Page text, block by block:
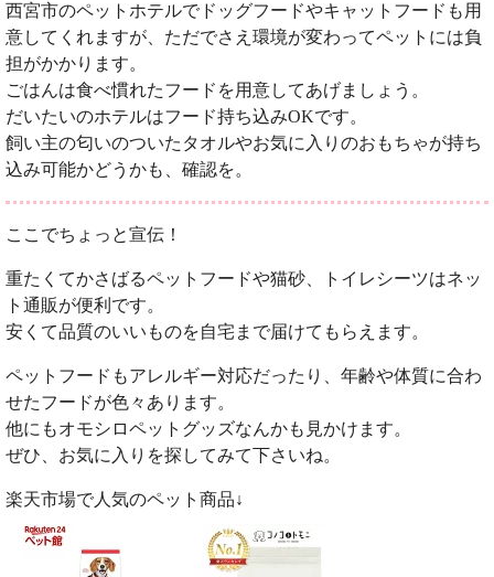
西宮市のペットホテルでドッグフードやキャットフードも用
意してくれますが、ただでさえ環境が変わってペットには負
担がかかります。
ごはんは食べ慣れたフードを用意してあげましょう。
だいたいのホテルはフード持ち込みOKです。
飼い主の匂いのついたタオルやお気に入りのおもちゃが持ち
込み可能かどうかも、確認を。
ここでちょっと宣伝！
重たくてかさばるペットフードや猫砂、トイレシーツはネッ
ト通販が便利です。
安くて品質のいいものを自宅まで届けてもらえます。
ペットフードもアレルギー対応だったり、年齢や体質に合わ
せたフードが色々あります。
他にもオモシロペットグッズなんかも見かけます。
ぜひ、お気に入りを探してみて下さいね。
楽天市場で人気のペット商品↓